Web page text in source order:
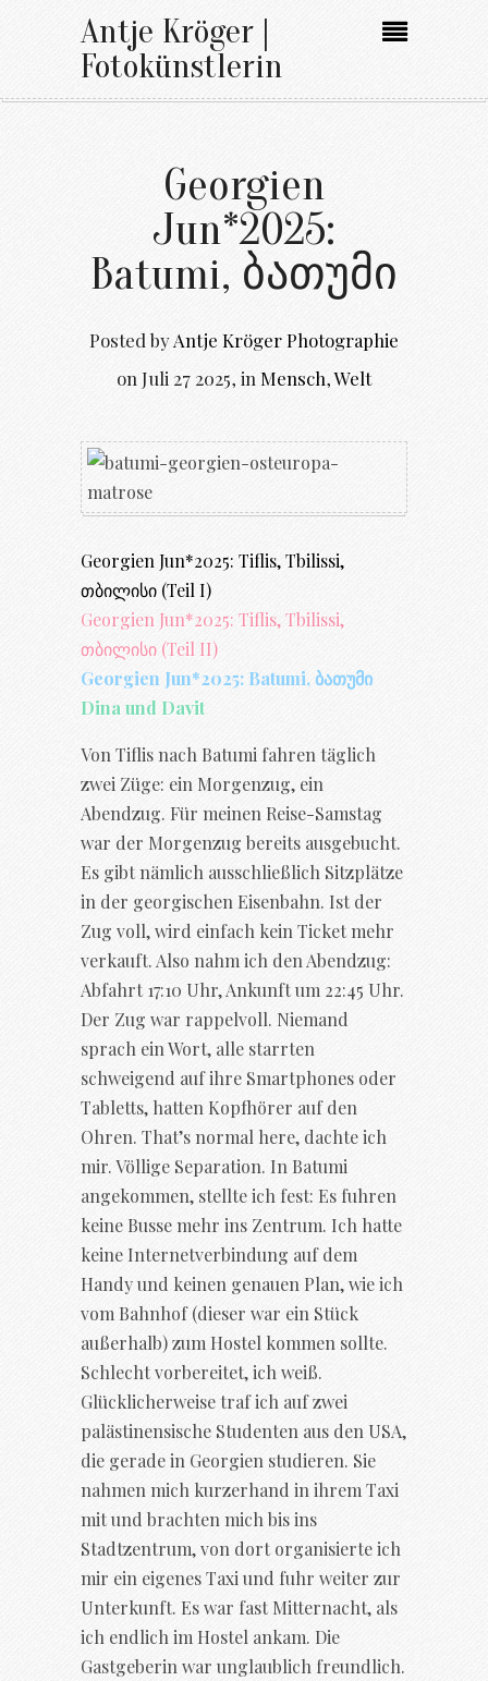
Antje Kröger |
Fotokünstlerin
Georgien
Jun*2025:
Batumi, ბათუმი
Posted byAntje Kröger Photographie
on Juli 27 2025, in Mensch,Welt
Georgien Jun*2025: Tiflis, Tbilissi,
თბილისი (Teil I)
Georgien Jun*2025: Tiflis, Tbilissi,
თბილისი (Teil II)
Georgien Jun*2025: Batumi, ბათუმი
Dina und Davit
Von Tiflis nach Batumi fahren täglich
zwei Züge: ein Morgenzug, ein
Abendzug. Für meinen Reise-Samstag
war der Morgenzug bereits ausgebucht.
Es gibt nämlich ausschließlich Sitzplätze
in der georgischen Eisenbahn. Ist der
Zug voll, wird einfach kein Ticket mehr
verkauft. Also nahm ich den Abendzug:
Abfahrt 17:10 Uhr, Ankunft um 22:45 Uhr.
Der Zug war rappelvoll. Niemand
sprach ein Wort, alle starrten
schweigend auf ihre Smartphones oder
Tabletts, hatten Kopfhörer auf den
Ohren. That’s normal here, dachte ich
mir. Völlige Separation. In Batumi
angekommen, stellte ich fest: Es fuhren
keine Busse mehr ins Zentrum. Ich hatte
keine Internetverbindung auf dem
Handy und keinen genauen Plan, wie ich
vom Bahnhof (dieser war ein Stück
außerhalb) zum Hostel kommen sollte.
Schlecht vorbereitet, ich weiß.
Glücklicherweise traf ich auf zwei
palästinensische Studenten aus den USA,
die gerade in Georgien studieren. Sie
nahmen mich kurzerhand in ihrem Taxi
mit und brachten mich bis ins
Stadtzentrum, von dort organisierte ich
mir ein eigenes Taxi und fuhr weiter zur
Unterkunft. Es war fast Mitternacht, als
ich endlich im Hostel ankam. Die
Gastgeberin war unglaublich freundlich.